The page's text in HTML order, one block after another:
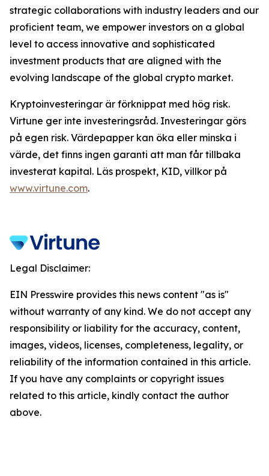
strategic collaborations with industry leaders and our
proficient team, we empower investors on a global
level to access innovative and sophisticated
investment products that are aligned with the
evolving landscape of the global crypto market.
Kryptoinvesteringar är förknippat med hög risk.
Virtune ger inte investeringsråd. Investeringar görs
på egen risk. Värdepapper kan öka eller minska i
värde, det finns ingen garanti att man får tillbaka
investerat kapital. Läs prospekt, KID, villkor på
www.virtune.com.
Legal Disclaimer:
EIN Presswire provides this news content "as is"
without warranty of any kind. We do not accept any
responsibility or liability for the accuracy, content,
images, videos, licenses, completeness, legality, or
reliability of the information contained in this article.
If you have any complaints or copyright issues
related to this article, kindly contact the author
above.